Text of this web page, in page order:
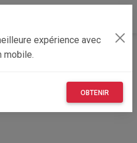
expérience avec
mobile.
OBTENIR
de-France